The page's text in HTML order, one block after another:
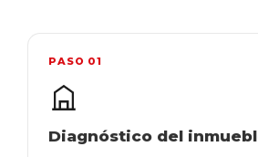
PASO 01
Diagnóstico del